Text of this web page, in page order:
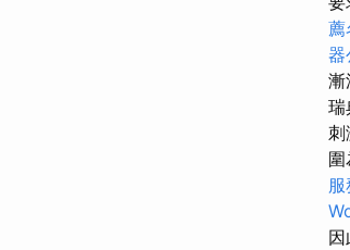
薦
器
漸
瑞
刺
圍
因